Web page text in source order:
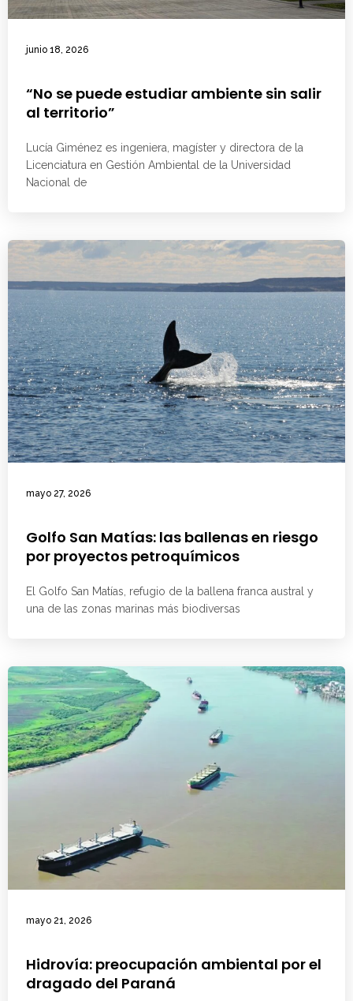
junio 18, 2026
“No se puede estudiar ambiente sin salir
al territorio”
Lucía Giménez es ingeniera, magíster y directora de la
Licenciatura en Gestión Ambiental de la Universidad
Nacional de
mayo 27, 2026
Golfo San Matías: las ballenas en riesgo
por proyectos petroquímicos
El Golfo San Matías, refugio de la ballena franca austral y
una de las zonas marinas más biodiversas
mayo 21, 2026
Hidrovía: preocupación ambiental por el
dragado del Paraná